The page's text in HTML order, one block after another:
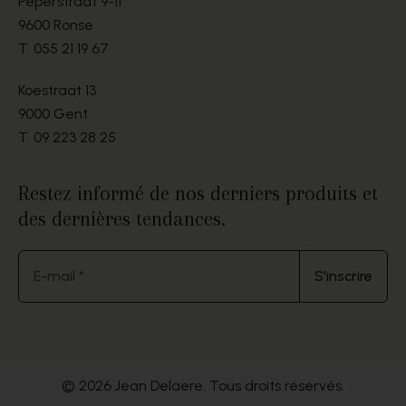
9600 Ronse
T. 055 21 19 67
Koestraat 13
9000 Gent
T. 09 223 28 25
Restez informé de nos derniers produits et
des dernières tendances.
E-mail * S'inscrire
© 2026 Jean Delaere. Tous droits réservés.